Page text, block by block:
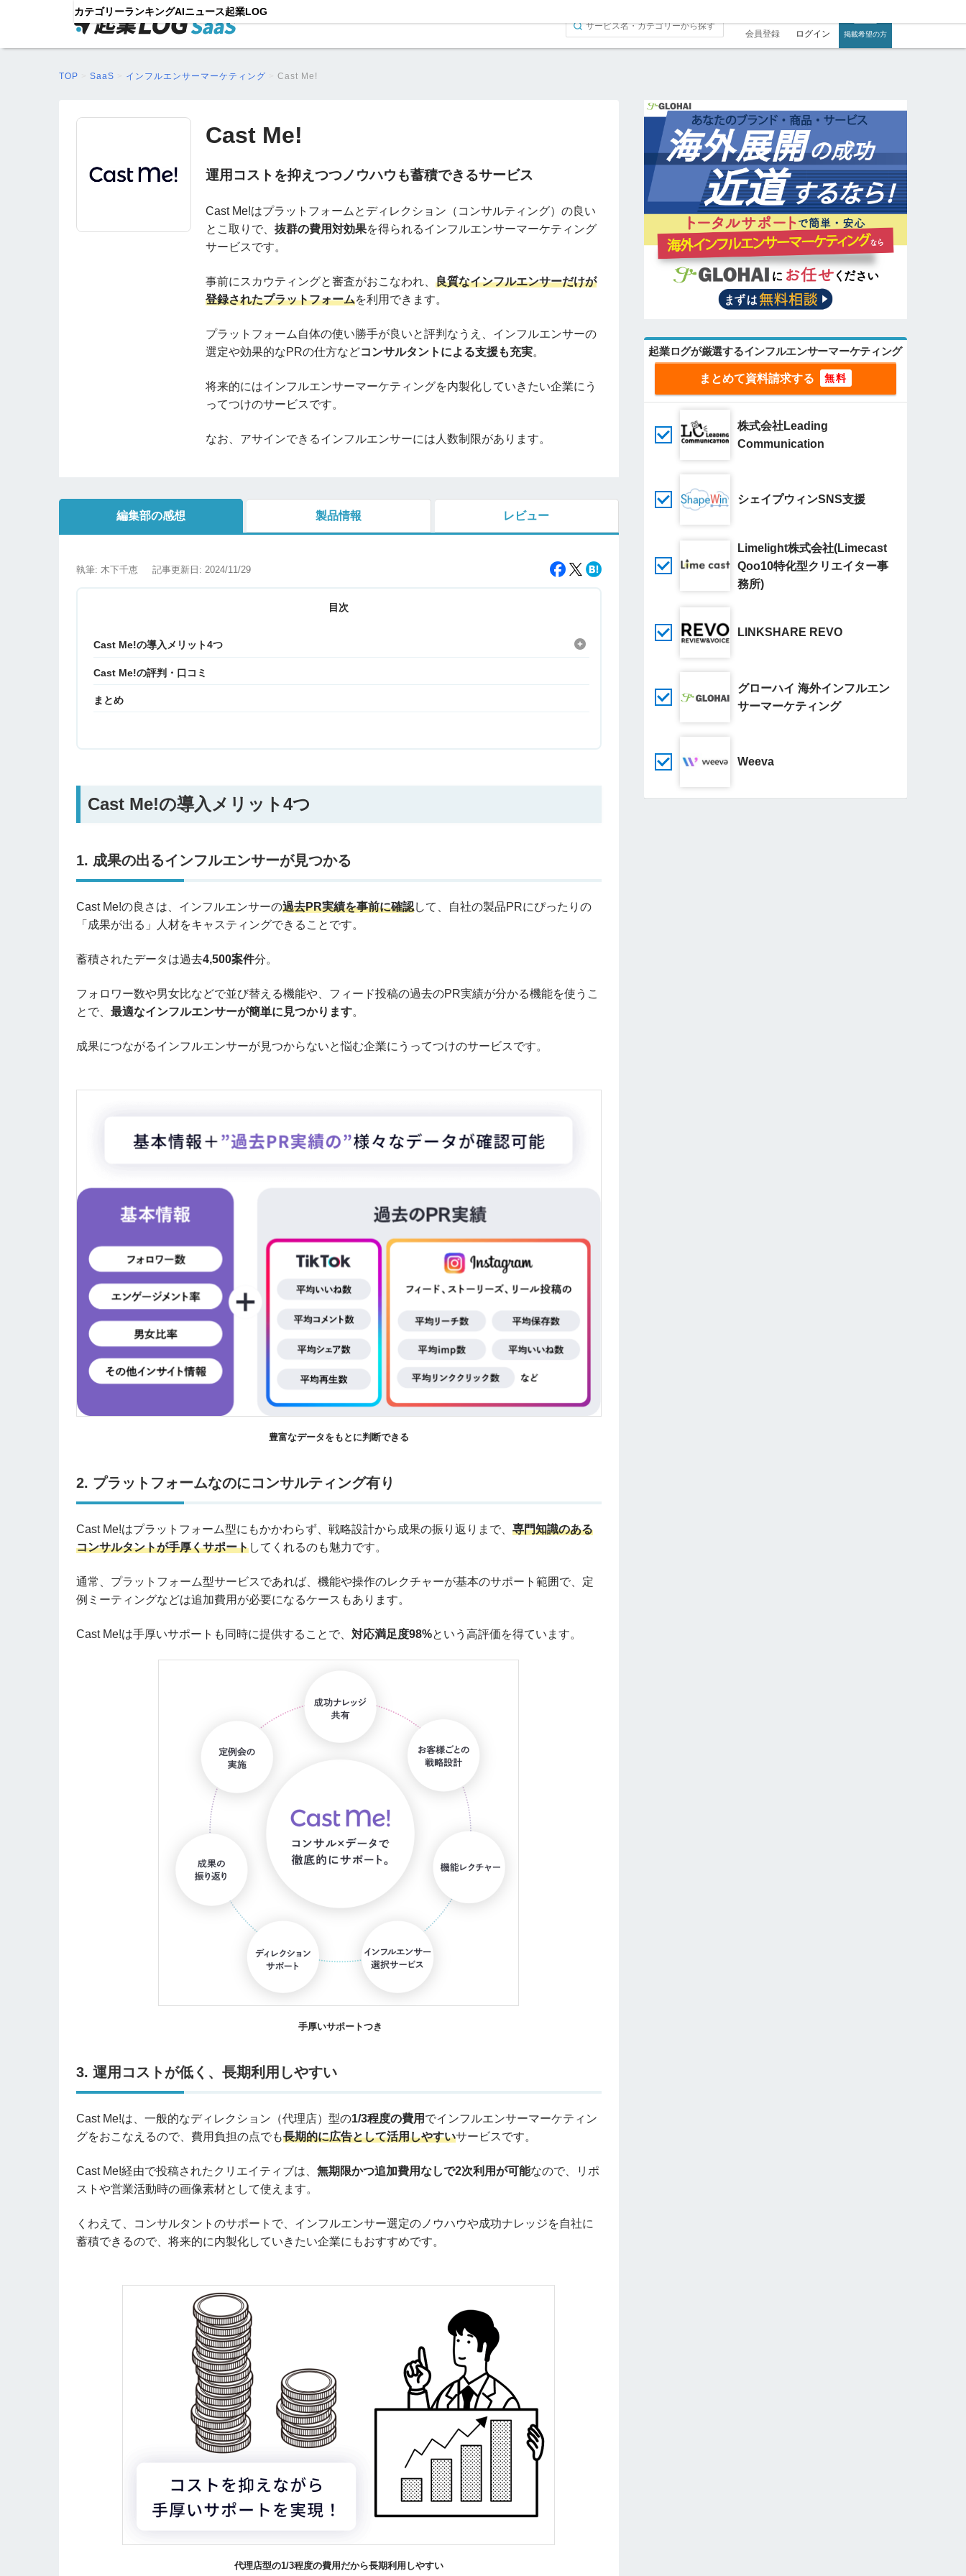
カテゴリーランキングAIニュース起業LOG
会員登録 ログイン 掲載希望の方
TOP SaaS インフルエンサーマーケティング Cast Me!
Cast Me!
運用コストを抑えつつノウハウも蓄積できるサービス
Cast Me!はプラットフォームとディレクション（コンサルティング）の良い
とこ取りで、 抜群の費用対効果を得られるインフルエンサーマーケティング
サービスです。
事前にスカウティングと審査がおこなわれ、 良質なインフルエンサーだけが
登録されたプラットフォームを利用できます。
プラットフォーム自体の使い勝手が良いと評判なうえ、インフルエンサーの
選定や効果的なPRの仕方などコンサルタントによる支援も充実。
将来的にはインフルエンサーマーケティングを内製化していきたい企業にう
ってつけのサービスです。
なお、アサインできるインフルエンサーには人数制限があります。
編集部の感想 製品情報 レビュー
執筆: 木下千恵 記事更新日: 2024/11/29
目次
Cast Me!の導入メリット4つ
Cast Me!の評判・口コミ
まとめ
Cast Me!の導入メリット4つ
1. 成果の出るインフルエンサーが見つかる
Cast Me!の良さは、インフルエンサーの過去PR実績を事前に確認して、自社の製品PRにぴったりの
「成果が出る」人材をキャスティングできることです。
蓄積されたデータは過去4,500案件分。
フォロワー数や男女比などで並び替える機能や、フィード投稿の過去のPR実績が分かる機能を使うこ
とで、 最適なインフルエンサーが簡単に見つかります。
成果につながるインフルエンサーが見つからないと悩む企業にうってつけのサービスです。
豊富なデータをもとに判断できる
2. プラットフォームなのにコンサルティング有り
Cast Me!はプラットフォーム型にもかかわらず、戦略設計から成果の振り返りまで、 専門知識のある
コンサルタントが手厚くサポートしてくれるのも魅力です。
通常、プラットフォーム型サービスであれば、機能や操作のレクチャーが基本のサポート範囲で、定
例ミーティングなどは追加費用が必要になるケースもあります。
Cast Me!は手厚いサポートも同時に提供することで、 対応満足度98%という高評価を得ています。
手厚いサポートつき
3. 運用コストが低く、長期利用しやすい
Cast Me!は、一般的なディレクション（代理店）型の1/3程度の費用 でインフルエンサーマーケティン
グをおこなえるので、費用負担の点でも長期的に広告として活用しやすいサービスです。
Cast Me!経由で投稿されたクリエイティブは、 無期限かつ追加費用なしで2次利用が可能なので、リポ
ストや営業活動時の画像素材として使えます。
くわえて、コンサルタントのサポートで、インフルエンサー選定のノウハウや成功ナレッジを自社に
蓄積できるので、将来的に内製化していきたい企業にもおすすめです。
代理店型の1/3程度の費用だから長期利用しやすい
起業ログが厳選するインフルエンサーマーケティング
まとめて資料請求する
株式会社Leading
Communication
シェイプウィンSNS支援
Limelight株式会社(Limecast
Qoo10特化型クリエイター事
務所)
LINKSHARE REVO
グローハイ 海外インフルエン
サーマーケティング
Weeva